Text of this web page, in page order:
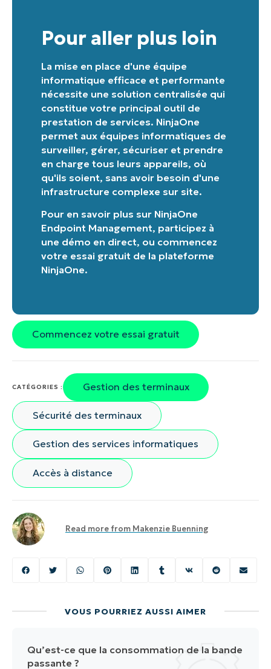
Pour aller plus loin
La mise en place d'une équipe
informatique efficace et performante
nécessite une solution centralisée qui
constitue votre principal outil de
prestation de services. NinjaOne
permet aux équipes informatiques de
surveiller, gérer, sécuriser et prendre
en charge tous leurs appareils, où
qu'ils soient, sans avoir besoin d'une
infrastructure complexe sur site.
Pour en savoir plus sur NinjaOne
Endpoint Management, participez à
une démo en direct, ou commencez
votre essai gratuit de la plateforme
NinjaOne.
Commencez votre essai gratuit
CATÉGORIES : Gestion des terminaux
Sécurité des terminaux
Gestion des services informatiques
Accès à distance
Read more from Makenzie Buenning
VOUS POURRIEZ AUSSI AIMER
Qu’est-ce que la consommation de la bande
passante ?